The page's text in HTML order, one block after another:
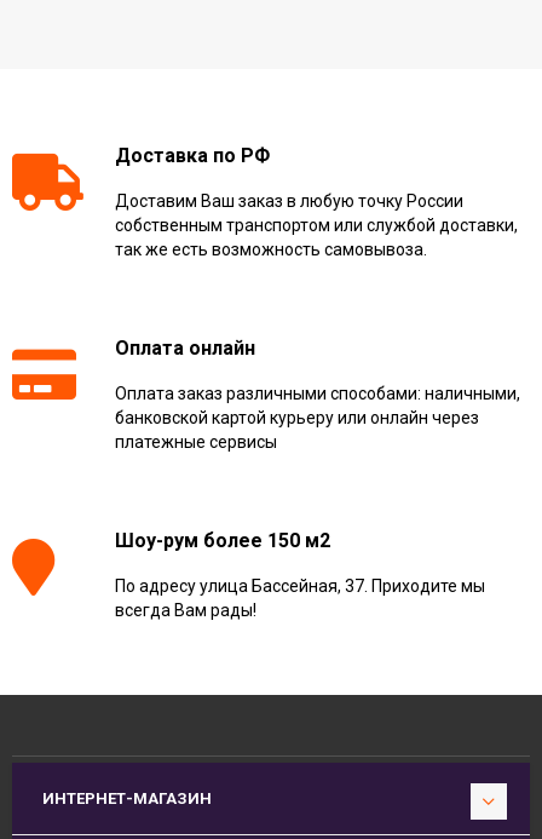
Доставка по РФ
Доставим Ваш заказ в любую точку России
собственным транспортом или службой доставки,
так же есть возможность самовывоза.
Оплата онлайн
Оплата заказ различными способами: наличными,
банковской картой курьеру или онлайн через
платежные сервисы
Шоу-рум более 150 м2
По адресу улица Бассейная, 37. Приходите мы
всегда Вам рады!
ИНТЕРНЕТ-МАГАЗИН